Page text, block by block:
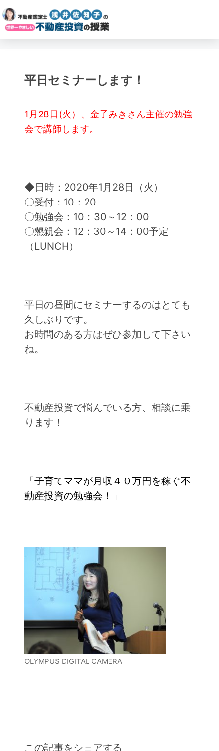
平日セミナーします！
1月28日(火）、金子みきさん主催の勉強
会で講師します。
◆日時：2020年1月28日（火）
〇受付：10：20
〇勉強会：10：30～12：00
〇懇親会：12：30～14：00予定
（LUNCH）
平日の昼間にセミナーするのはとても
久しぶりです。
お時間のある方はぜひ参加して下さい
ね。
不動産投資で悩んでいる方、相談に乗
ります！
「子育てママが月収４０万円を稼ぐ不
動産投資の勉強会！
」
OLYMPUS DIGITAL CAMERA
この記事をシェアする